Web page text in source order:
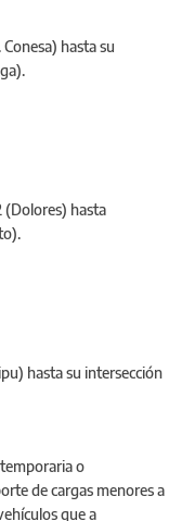
Conesa) hasta su
(Dolores) hasta
hasta su intersección
o
de cargas menores a
que a